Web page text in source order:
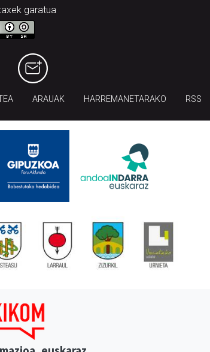
garatua
ARAUAK HARREMANETARAKO RSS